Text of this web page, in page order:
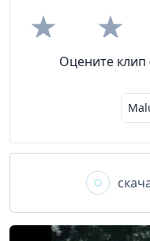
Оцените клип